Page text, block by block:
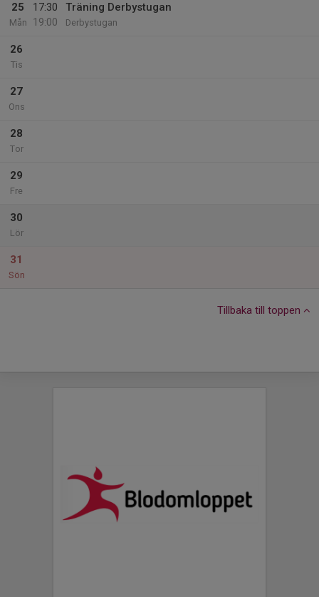
25
Mån
17:30
19:00
Träning Derbystugan
Derbystugan
26
Tis
27
Ons
28
Tor
29
Fre
30
Lör
31
Sön
Tillbaka till toppen